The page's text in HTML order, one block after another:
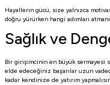
Hayallerin gücü, size yalnızca
doğru yürürken hangi adımları
Sağlık ve
Bir girişimcinin en büyük sermayesi
elde edeceğiniz başarılar uzun
kadar kendinize de yatırım